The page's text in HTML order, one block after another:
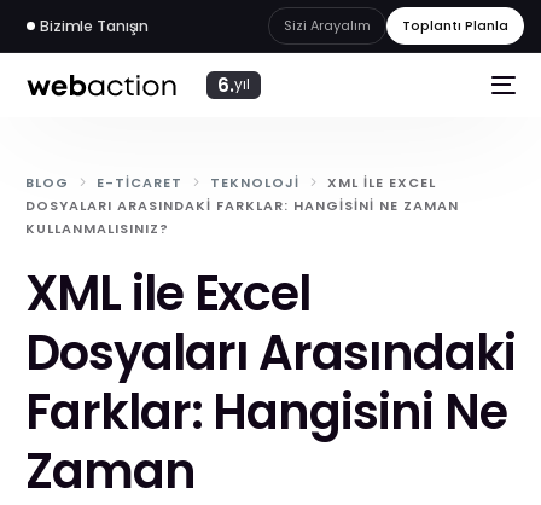
Bizimle Tanışın Sizi Arayalım Toplantı Planla
6.yıl
BLOG E-TICARET TEKNOLOJI
XML ILE EXCEL
DOSYALARI ARASINDAKI FARKLAR: HANGISINI NE ZAMAN
KULLANMALISINIZ?
XML ile Excel
Dosyaları Arasındaki
Farklar: Hangisini Ne
Zaman
webakademi